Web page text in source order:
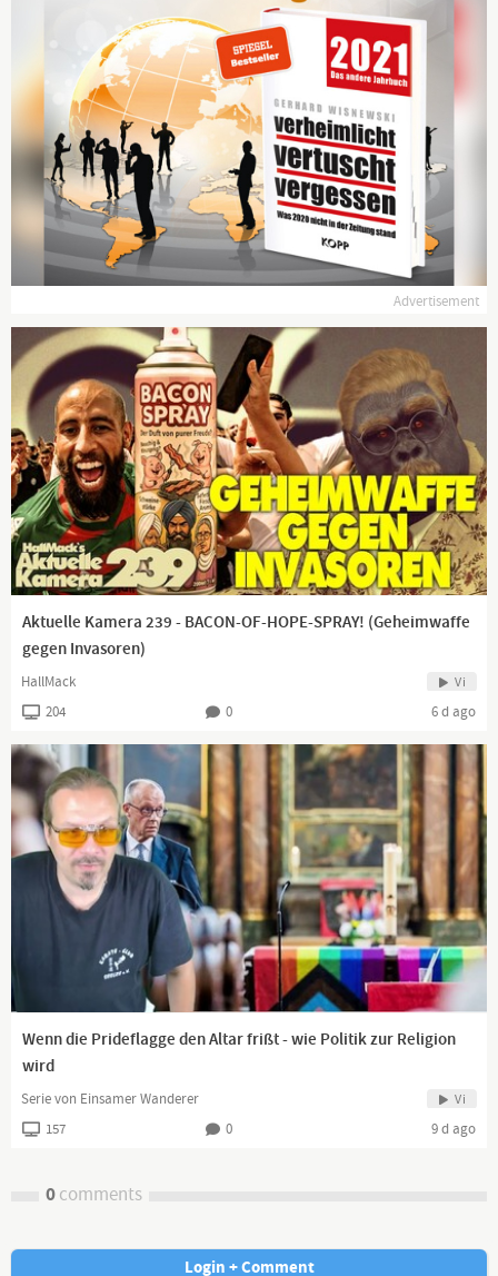
Advertisement
Aktuelle Kamera 239 - BACON-OF-HOPE-SPRAY! (Geheimwaffe
gegen Invasoren)
HallMack Vi
204 0 6 d ago
Wenn die Prideflagge den Altar frißt - wie Politik zur Religion
wird
Serie von Einsamer Wanderer Vi
157 0 9 d ago
0comments
Login + Comment